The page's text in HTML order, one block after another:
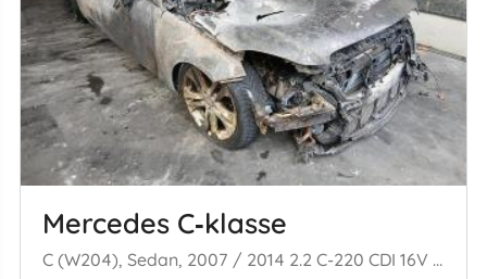
Mercedes C‑klasse
C (W204), Sedan, 2007 / 2014 2.2 C-220 CDI 16V BlueEFFICIENCY